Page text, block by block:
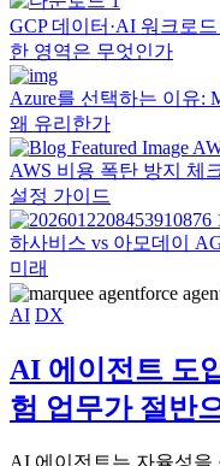
GCP 데이터·AI 워크로
한 영역은 무엇인가
Azure를 선택하는 이유:
왜 유리한가
AWS 비용 폭탄 방지 체
설정 가이드
하사비스 vs 아모데이
미래
AI DX
AI 에이전트 도
험 업무가 절반